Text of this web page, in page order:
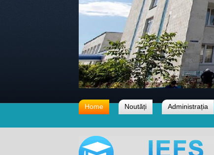
Home Noutăți Administrația